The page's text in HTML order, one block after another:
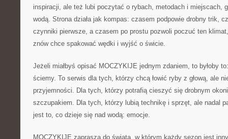
inspiracji, ale też lubi poczytać o rybach, metodach i miejscach,
wodą. Strona działa jak kompas: czasem podpowie drobny trik,
czynniki pierwsze, a czasem po prostu pozwoli poczuć ten
znów chce spakować wędki i wyjść o świcie.
Jeżeli miałbyś opisać MOCZYKIJE jednym zdaniem, to byłoby
ściemy. To serwis dla tych, którzy chcą łowić ryby z głową, ale
przyjemności. Dla tych, którzy potrafią cieszyć się drobnym
szczupakiem. Dla tych, którzy lubią technikę i sprzęt, ale nadal
jest to, co dzieje się nad wodą: emocje.
MOCZYKIJE zaprasza do świata, w którym każdy sezon jest